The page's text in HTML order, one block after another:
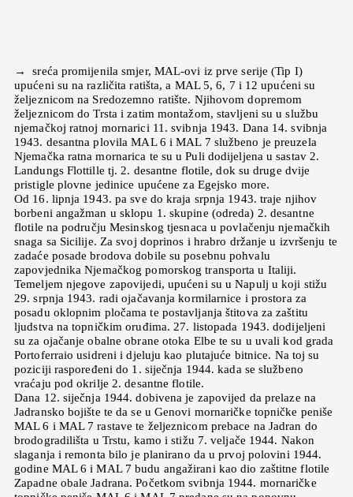
→ sreća promijenila smjer, MAL-ovi iz prve serije (Tip I)
upućeni su na različita ratišta, a MAL 5, 6, 7 i 12 upućeni su
željeznicom na Sredozemno ratište. Njihovom dopremom
željeznicom do Trsta i zatim montažom, stavljeni su u službu
njemačkoj ratnoj mornarici 11. svibnja 1943. Dana 14. svibnja
1943. desantna plovila MAL 6 i MAL 7 službeno je preuzela
Njemačka ratna mornarica te su u Puli dodijeljena u sastav 2.
Landungs Flottille tj. 2. desantne flotile, dok su druge dvije
pristigle plovne jedinice upućene za Egejsko more.
Od 16. lipnja 1943. pa sve do kraja srpnja 1943. traje njihov
borbeni angažman u sklopu 1. skupine (odreda) 2. desantne
flotile na području Mesinskog tjesnaca u povlačenju njemačkih
snaga sa Sicilije. Za svoj doprinos i hrabro držanje u izvršenju te
zadaće posade brodova dobile su posebnu pohvalu
zapovjednika Njemačkog pomorskog transporta u Italiji.
Temeljem njegove zapovijedi, upućeni su u Napulj u koji stižu
29. srpnja 1943. radi ojačavanja kormilarnice i prostora za
posadu oklopnim pločama te postavljanja štitova za zaštitu
ljudstva na topničkim oruđima. 27. listopada 1943. dodijeljeni
su za ojačanje obalne obrane otoka Elbe te su u uvali kod grada
Portoferraio usidreni i djeluju kao plutajuće bitnice. Na toj su
poziciji raspoređeni do 1. siječnja 1944. kada se službeno
vraćaju pod okrilje 2. desantne flotile.
Dana 12. siječnja 1944. dobivena je zapovijed da prelaze na
Jadransko bojište te da se u Genovi mornaričke topničke peniše
MAL 6 i MAL 7 rastave te željeznicom prebace na Jadran do
brodogradilišta u Trstu, kamo i stižu 7. veljače 1944. Nakon
slaganja i remonta bilo je planirano da u prvoj polovini 1944.
godine MAL 6 i MAL 7 budu angažirani kao dio zaštitne flotile
Zapadne obale Jadrana. Početkom svibnja 1944. mornaričke